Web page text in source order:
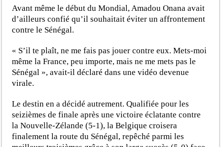
Avant même le début du Mondial, Amadou Onana avait
d’ailleurs confié qu’il souhaitait éviter un affrontement
contre le Sénégal.
« S’il te plaît, ne me fais pas jouer contre eux. Mets-moi
même la France, peu importe, mais ne me mets pas le
Sénégal », avait-il déclaré dans une vidéo devenue
virale.
Le destin en a décidé autrement. Qualifiée pour les
seizièmes de finale après une victoire éclatante contre
la Nouvelle-Zélande (5-1), la Belgique croisera
finalement la route du Sénégal, repêché parmi les